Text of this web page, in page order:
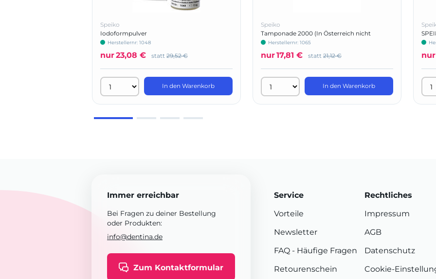
Speiko
Iodoformpulver
Herstellernr: 1048
nur23,08 € statt 29,52 €
In den Warenkorb
Speiko
Tamponade 2000 (In Österreich nicht
registriert)
Herstellernr: 1065
nur17,81 € statt 21,12 €
In den Warenkorb
nur
Immer erreichbar
Bei Fragen zu deiner Bestellung
oder Produkten:
info@dentina.de
Zum Kontaktformular
Service
Vorteile
Newsletter
FAQ - Häufige Fragen
Retourenschein
Rechtliches
Impressum
AGB
Datenschutz
Cookie-